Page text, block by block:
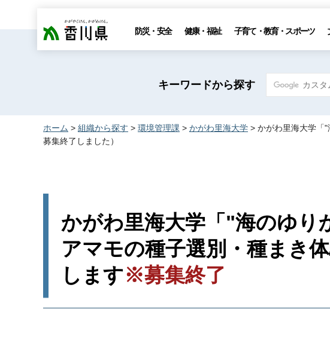
香川県 防災・安全 健康・福祉 子育て・教育・スポーツ
キーワードから探す
ホーム > 組織から探す > 環境管理課 > かがわ里海大学 > かがわ里海大学「
募集終了しました）
かがわ里海大学「"海のゆり
アマモの種子選別・種まき
します※募集終了